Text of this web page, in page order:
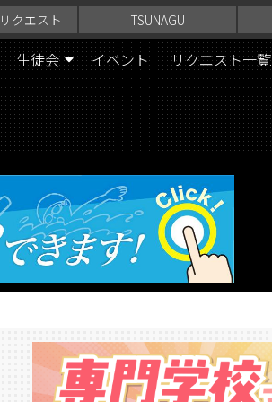
クエスト TSUNAGU
生徒会 イベント リクエスト一覧